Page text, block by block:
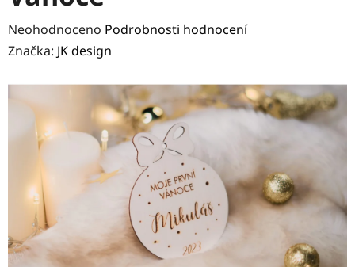
Průměrné
hodnocení
Neohodnoceno Podrobnosti hodnocení
Značka: JK design